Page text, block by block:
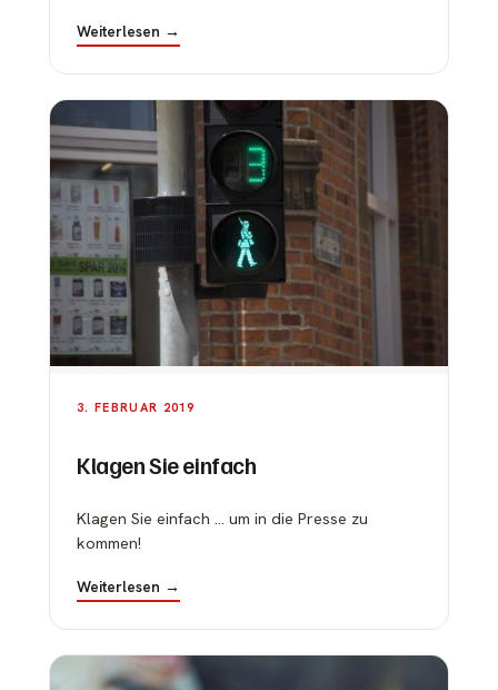
Weiterlesen →
3. FEBRUAR 2019
Klagen Sie einfach
Klagen Sie einfach … um in die Presse zu
kommen!
Weiterlesen →